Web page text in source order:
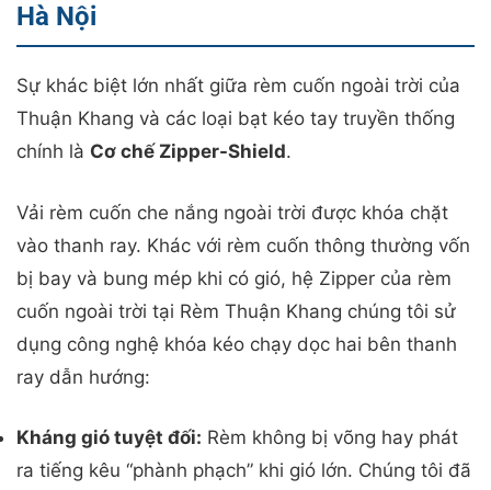
Hà Nội
Sự khác biệt lớn nhất giữa rèm cuốn ngoài trời của
Thuận Khang và các loại bạt kéo tay truyền thống
chính là Cơ chế Zipper-Shield.
Vải rèm cuốn che nắng ngoài trời được khóa chặt
vào thanh ray. Khác với rèm cuốn thông thường vốn
bị bay và bung mép khi có gió, hệ Zipper của rèm
cuốn ngoài trời tại Rèm Thuận Khang chúng tôi sử
dụng công nghệ khóa kéo chạy dọc hai bên thanh
ray dẫn hướng:
Kháng gió tuyệt đối: Rèm không bị võng hay phát
ra tiếng kêu “phành phạch” khi gió lớn. Chúng tôi đã